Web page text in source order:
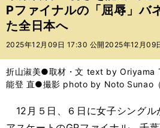
ル
テ
ー
バ
Pファイナルの「屈辱」バ
た全日本へ
2025年12月09日 17:30 公開 2025年12月09
折山淑美●取材・文 text by Oriyama
能登 直●撮影 photo by Noto Sunao
12月５日、６日に女子シングル